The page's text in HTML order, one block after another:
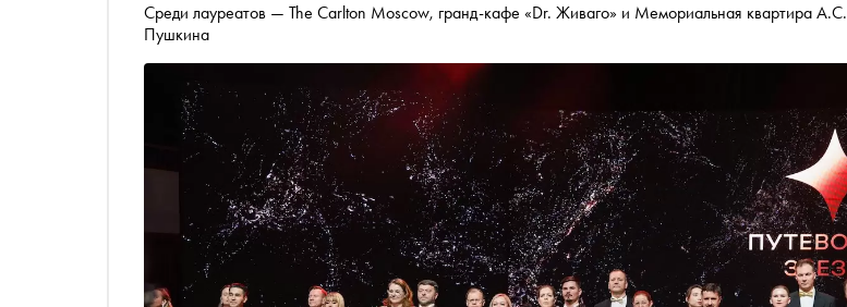
Среди лауреатов — The Carlton Moscow, гранд-кафе «Dr. Живаго» и Мемориальная квартира А.С.
Пушкина